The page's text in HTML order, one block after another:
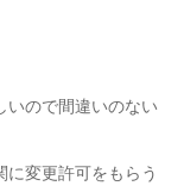
いので間違いのない
変更許可をもらう